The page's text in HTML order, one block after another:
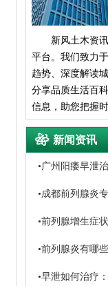
新风土木资
平台。我们致力
趋势、深度解读
分享品质生活百
信息，助您把握
新闻资讯
• 广州阳痿早泄
•成都前列腺炎
•前列腺增生症
•前列腺炎有哪
•早泄如何治疗